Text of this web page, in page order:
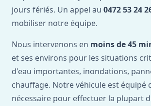
jours fériés. Un appel au 0472 53 24
mobiliser notre équipe.
Nous intervenons en moins de 45
et ses environs pour les situations
d'eau importantes, inondations,
chauffage. Notre véhicule est équipé
nécessaire pour effectuer la plupart